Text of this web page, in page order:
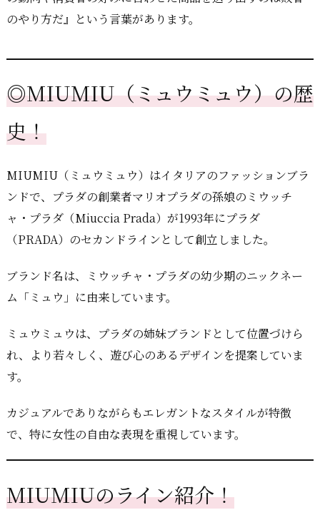
のやり方だ』という言葉があります。
◎MIUMIU（ミュウミュウ）の歴
史！
MIUMIU（ミュウミュウ）はイタリアのファッションブラ
ンドで、プラダの創業者マリオプラダの孫娘のミウッチ
ャ・プラダ（Miuccia Prada）が1993年にプラダ
（PRADA）のセカンドラインとして創立しました。
ブランド名は、ミウッチャ・プラダの幼少期のニックネー
ム「ミュウ」に由来しています。
ミュウミュウは、プラダの姉妹ブランドとして位置づけら
れ、より若々しく、遊び心のあるデザインを提案していま
す。
カジュアルでありながらもエレガントなスタイルが特徴
で、特に女性の自由な表現を重視しています。
MIUMIUのライン紹介！